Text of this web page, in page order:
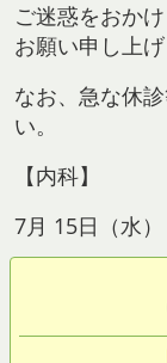
ご迷惑をおか
お願い申し上げ
なお、急な休
い。
【内科】
7月 15日（水